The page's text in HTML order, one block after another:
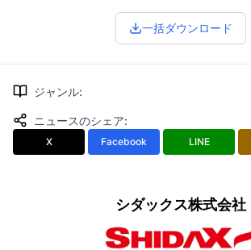
一括ダウンロード
ジャンル:
ニュースのシェア:
X Facebook LINE
シダックス株式会社